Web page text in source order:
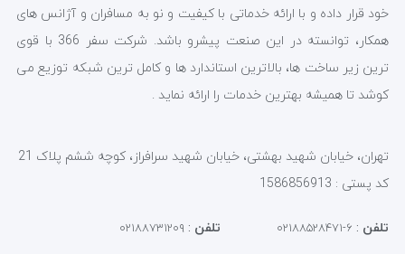
خود قرار داده و با ارائه خدماتی با کیفیت و نو به مسافران و آژانس های
همکار، توانسته در این صنعت پیشرو باشد. شرکت سفر 366 با قوی
ترین زیر ساخت ها، بالاترین استاندارد ها و کامل ترین شبکه توزیع می
کوشد تا همیشه بهترین خدمات را ارائه نماید .
تهران، خیابان شهید بهشتی، خیابان شهید سرافراز، کوچه ششم پلاک 21
کد پستی : 1586856913
تلفن : ۶-۰۲۱۸۸۵۲۸۴۷۱ تلفن : ۰۲۱۸۸۷۳۱۲۰۹